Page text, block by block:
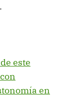
.
este
en